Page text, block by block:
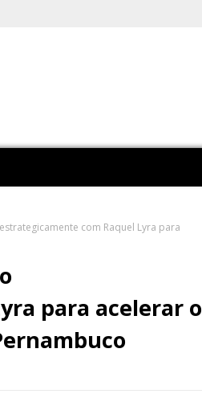
com Raquel Lyra para
para acelerar o